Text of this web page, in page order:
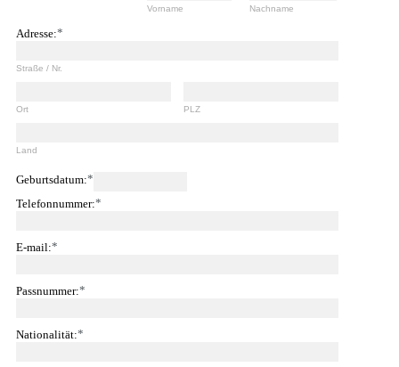
Vorname Nachname
Adresse:*
Straße / Nr.
Ort PLZ
Land
Geburtsdatum:*
Telefonnummer:*
E-mail:*
Passnummer:*
Nationalität:*